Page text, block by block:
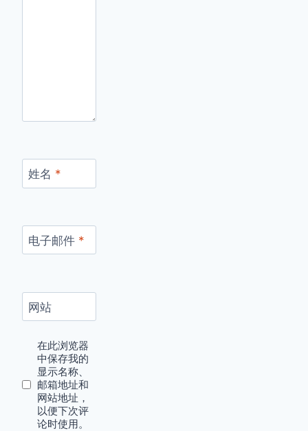
姓名 *
电子邮件 *
网站
在此浏览器
中保存我的
显示名称、
邮箱地址和
网站地址，
以便下次评
论时使用。